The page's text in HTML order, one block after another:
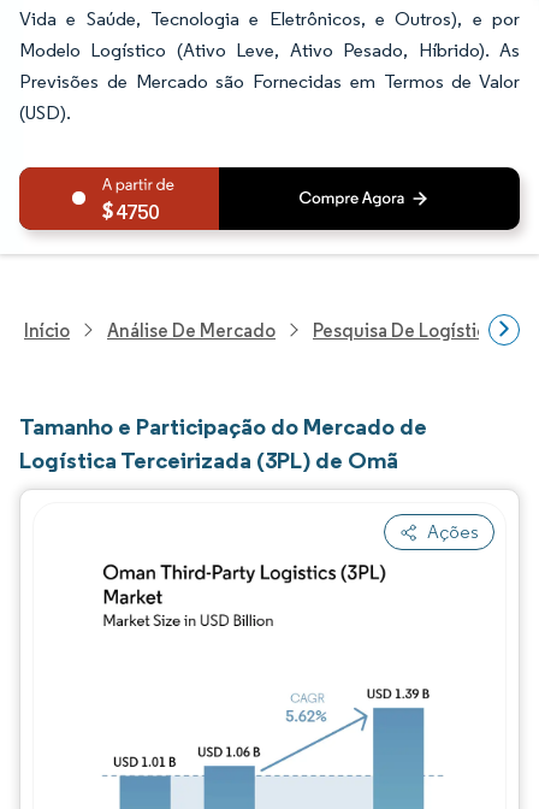
Vida e Saúde, Tecnologia e Eletrônicos, e Outros), e por
Modelo Logístico (Ativo Leve, Ativo Pesado, Híbrido). As
Previsões de Mercado são Fornecidas em Termos de Valor
(USD).
4750
Início Análise De Mercado Pesquisa De Logística
Tamanho e Participação do Mercado de
Logística Terceirizada (3PL) de Omã
Ações